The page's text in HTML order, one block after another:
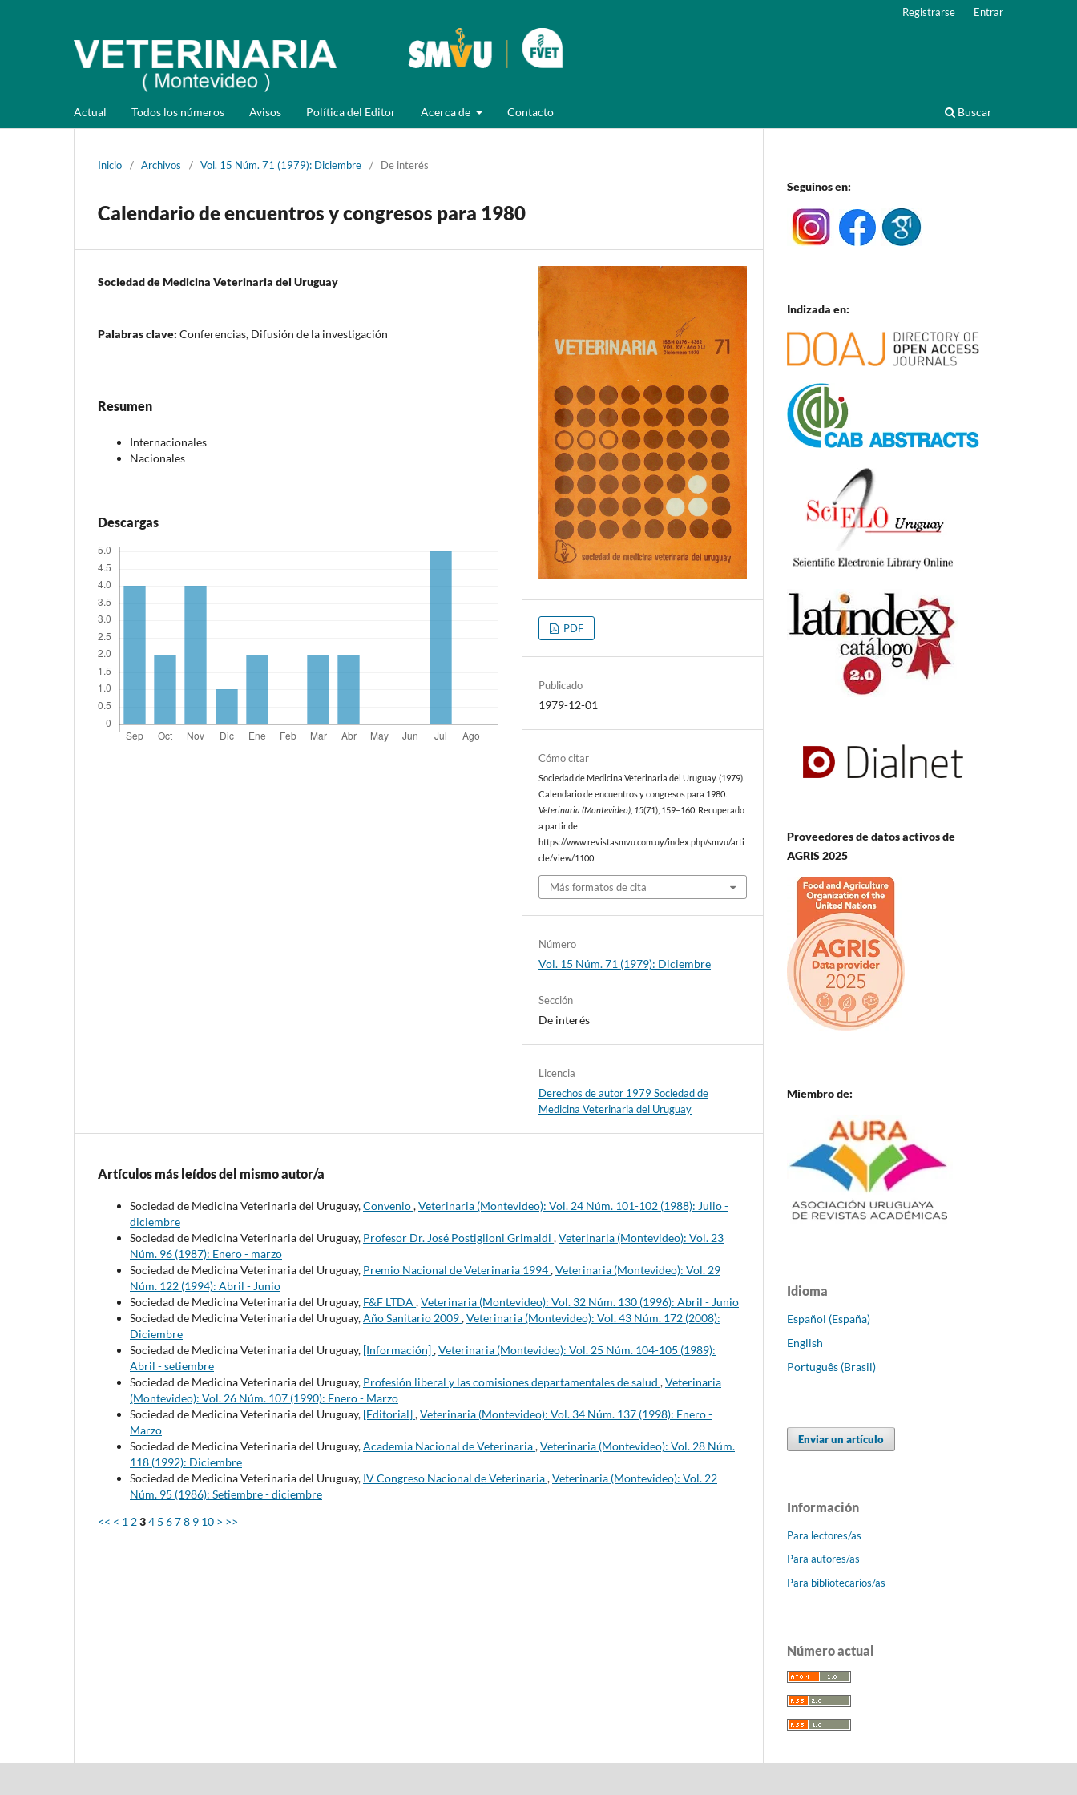
Actual Todos los números Avisos Política del Editor Acerca de Contacto Buscar
Registrarse Entrar
Inicio / Archivos / Vol. 15 Núm. 71 (1979): Diciembre / De interés
Calendario de encuentros y congresos para 1980
Sociedad de Medicina Veterinaria del Uruguay
Palabras clave: Conferencias, Difusión de la investigación
Resumen
Internacionales
Nacionales
Descargas
PDF
Publicado
1979-12-01
Cómo citar
Sociedad de Medicina Veterinaria del Uruguay. (1979).
Calendario de encuentros y congresos para 1980.
Veterinaria (Montevideo) 15(71), 159–160. Recuperado
a partir de
https://www.revistasmvu.com.uy/index.php/smvu/arti
cle/view/1100
Más formatos de cita
Número
Vol. 15 Núm. 71 (1979): Diciembre
Sección
De interés
Licencia
Derechos de autor 1979 Sociedad de
Medicina Veterinaria del Uruguay
Artículos más leídos del mismo autor/a
Sociedad de Medicina Veterinaria del Uruguay,Convenio,Veterinaria (Montevideo): Vol. 24 Núm. 101-102 (1988): Julio -
diciembre
Sociedad de Medicina Veterinaria del Uruguay, Profesor Dr. José Postiglioni Grimaldi ,Veterinaria (Montevideo): Vol. 23
Núm. 96 (1987): Enero - marzo
Sociedad de Medicina Veterinaria del Uruguay, Premio Nacional de Veterinaria 1994,Veterinaria (Montevideo): Vol. 29
Núm. 122 (1994): Abril - Junio
Sociedad de Medicina Veterinaria del Uruguay, F&F LTDA ,Veterinaria (Montevideo): Vol. 32 Núm. 130 (1996): Abril - Junio
Sociedad de Medicina Veterinaria del Uruguay,Año Sanitario 2009,Veterinaria (Montevideo): Vol. 43 Núm. 172 (2008):
Diciembre
Sociedad de Medicina Veterinaria del Uruguay, [Información],Veterinaria (Montevideo): Vol. 25 Núm. 104-105 (1989):
Abril - setiembre
Sociedad de Medicina Veterinaria del Uruguay, Profesión liberal y las comisiones departamentales de salud ,Veterinaria
(Montevideo): Vol. 26 Núm. 107 (1990): Enero - Marzo
Sociedad de Medicina Veterinaria del Uruguay, [Editorial],Veterinaria (Montevideo): Vol. 34 Núm. 137 (1998): Enero -
Marzo
Sociedad de Medicina Veterinaria del Uruguay,Academia Nacional de Veterinaria,Veterinaria (Montevideo): Vol. 28 Núm.
118 (1992): Diciembre
Sociedad de Medicina Veterinaria del Uruguay, IV Congreso Nacional de Veterinaria,Veterinaria (Montevideo): Vol. 22
Núm. 95 (1986): Setiembre - diciembre
<< < 1 234 5 678 9 10 > >>
Seguinos en:
Indizada en:
Proveedores de datos activos de
AGRIS 2025
Miembro de:
Idioma
Español (España)
English
Português (Brasil)
Enviar un artículo
Información
Para lectores/as
Para autores/as
Para bibliotecarios/as
Número actual